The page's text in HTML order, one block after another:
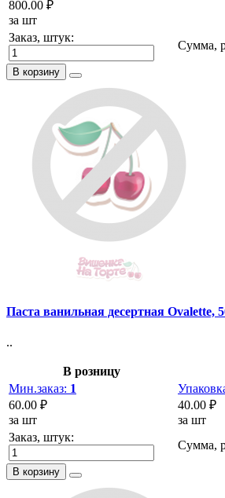
800.00 ₽
за шт
Заказ, штук:
Сумма,
В корзину
Паста ванильная десертная Ovalette,
..
В розницу
Мин.заказ: 1
60.00 ₽
за шт
40.00 ₽
за шт
Заказ, штук:
Сумма,
В корзину